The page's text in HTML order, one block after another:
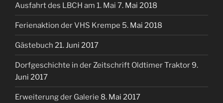
Ausfahrt des LBCH am 1. Mai 7. Mai 2018
Ferienaktion der VHS Krempe 5. Mai 2018
Gästebuch 21. Juni 2017
Dorfgeschichte in der Zeitschrift Oldtimer Traktor9.
Juni 2017
Erweiterung der Galerie 8. Mai 2017